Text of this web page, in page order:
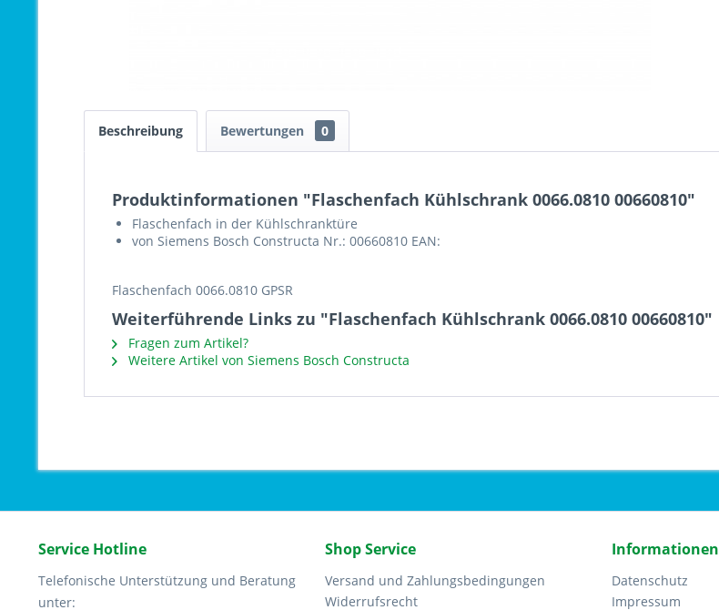
Beschreibung Bewertungen 0
Produktinformationen "Flaschenfach Kühlschrank 0066.0810 00660810"
Flaschenfach in der Kühlschranktüre
von Siemens Bosch Constructa Nr.: 00660810 EAN:
Flaschenfach 0066.0810 GPSR
Weiterführende Links zu "Flaschenfach Kühlschrank 0066.0810 00660810"
Fragen zum Artikel?
Weitere Artikel von Siemens Bosch Constructa
Service Hotline
Telefonische Unterstützung und Beratung
unter:
Shop Service
Versand und Zahlungsbedingungen
Widerrufsrecht
Informationen
Datenschutz
Impressum